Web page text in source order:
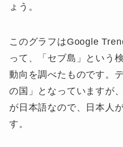
ょう。
このグラフはGoogle
って、「セブ島」という
動向を調べたものです。
の国」となっていますが
が日本語なので、日本人
す。